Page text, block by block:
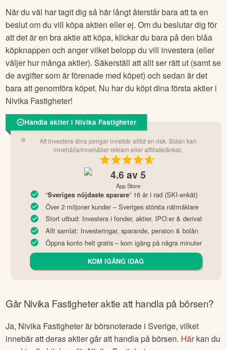
När du väl har tagit dig så här långt återstår bara att ta en
beslut om du vill köpa aktien eller ej. Om du beslutar dig för
att det är en bra aktie att köpa, klickar du bara på den blåa
köpknappen och anger vilket belopp du vill investera (eller
väljer hur många aktier). Säkerställ att allt ser rätt ut (samt se
de avgifter som är förenade med köpet) och sedan är det
bara att genomföra köpet. Nu har du köpt dina första aktier i
Nivika Fastigheter!
Handla aktier i Nivika Fastigheter
Att investera dina pengar innebär alltid en risk. Sidan kan
innehålla/innehåller reklam eller affiliatelänkar.
4.6 av 5
App Store
“Sveriges nöjdaste sparare” 16 år i rad (SKI-enkät)
Över 2 miljoner kunder – Sveriges största nätmäklare
Stort utbud: Investera i fonder, aktier, IPO:er & derivat
Allt samlat: Investeringar, sparande, pension & bolån
Öppna konto helt gratis – kom igång på några minuter
KOM IGÅNG IDAG
GårNivika Fastigheteraktie att handla på börsen?
Ja, Nivika Fastigheterär börsnoterade i Sverige, vilket
innebär att deras aktier går att handla på börsen. Härkan du